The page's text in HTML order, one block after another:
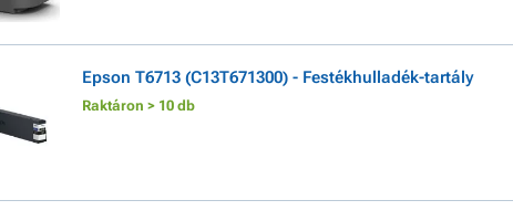
Epson T6713 (C13T671300) - Festékhulladék-tartály
Raktáron > 10 db